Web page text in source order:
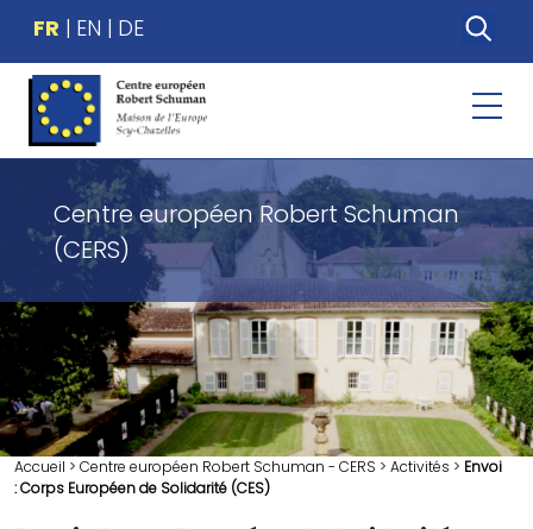
FR EN DE
Centre européen Robert Schuman
(CERS)
Accueil > Centre européen Robert Schuman - CERS > Activités > Envoi
: Corps Européen de Solidarité (CES)